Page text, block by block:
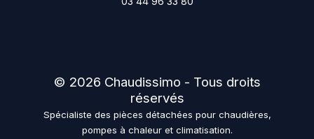
© 2026 Chaudissimo - Tous droits
réservés
Spécialiste des pièces détachées pour chaudières,
pompes à chaleur et climatisation.